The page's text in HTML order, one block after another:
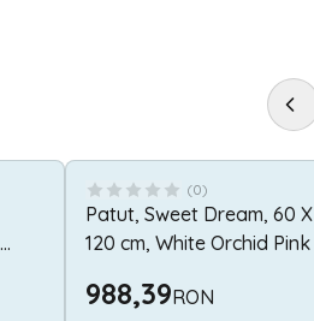
(0)
Patut, Sweet Dream, 60 X
120 cm, White Orchid Pink
988,39RON